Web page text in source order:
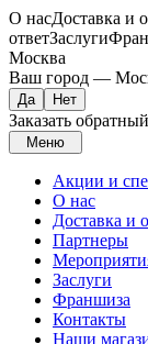
О насДоставка и
ответЗаслуги
Москва
Ваш город —
Заказать
Меню
Акции и
О нас
Доставка и
Партнеры
Заслуги
Франшиза
Контакты
Наши